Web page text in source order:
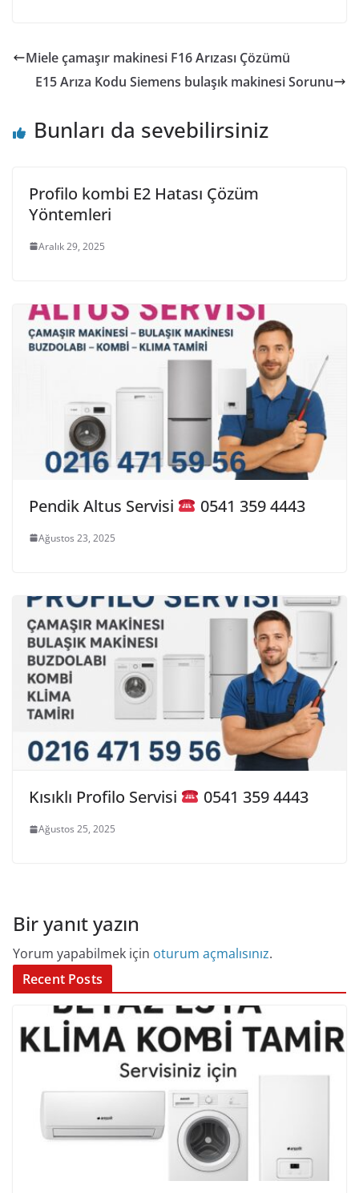
Miele çamaşır makinesi F16 Arızası Çözümü
E15 Arıza Kodu Siemens bulaşık makinesi Sorunu
Bunları da sevebilirsiniz
Profilo kombi E2 Hatası Çözüm
Yöntemleri
Aralık 29, 2025
Pendik Altus Servisi 0541 359 4443
Ağustos 23, 2025
Kısıklı Profilo Servisi 0541 359 4443
Ağustos 25, 2025
Bir yanıt yazın
Yorum yapabilmek için oturum açmalısınız.
Recent Posts